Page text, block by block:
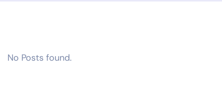
No Posts found.